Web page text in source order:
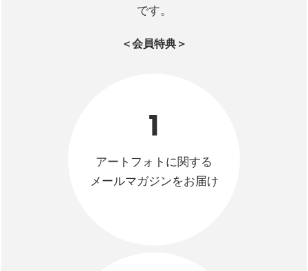
です。
＜会員特典＞
1
アートフォトに関する
メールマガジンをお届け